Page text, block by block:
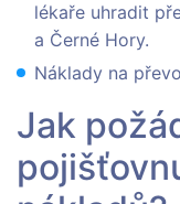
lékaře uhradit
a Černé Hory.
Náklady na
Jak